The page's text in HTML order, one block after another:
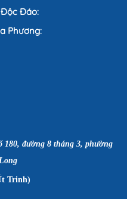
Đáo:
Phương:
180, đường 8 tháng 3, phường
Trinh)